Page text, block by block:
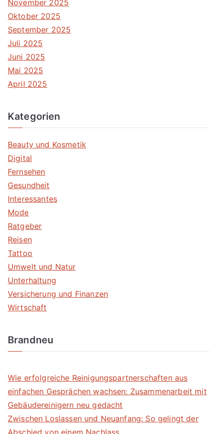
November 2025
Oktober 2025
September 2025
Juli 2025
Juni 2025
Mai 2025
April 2025
Kategorien
Beauty und Kosmetik
Digital
Fernsehen
Gesundheit
Interessantes
Mode
Ratgeber
Reisen
Tattoo
Umwelt und Natur
Unterhaltung
Versicherung und Finanzen
Wirtschaft
Brandneu
Wie erfolgreiche Reinigungspartnerschaften aus
einfachen Gesprächen wachsen: Zusammenarbeit mit
Gebäudereinigern neu gedacht
Zwischen Loslassen und Neuanfang: So gelingt der